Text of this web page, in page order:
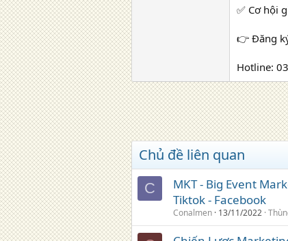
✅ Cơ hội
👉 Đăng
Hotline:
Chủ đề liên quan
C
MKT - Big Event
Tiktok - Facebook
Conalmen 13/11/2022